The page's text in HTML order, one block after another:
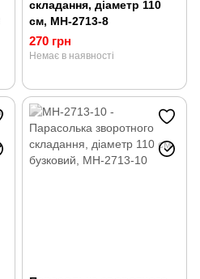
складання, діаметр 110
см, MH-2713-8
270 грн
Немає в наявності